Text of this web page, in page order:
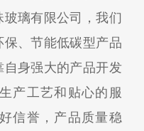
璃有限公司，我们
、节能低碳型产品
身强大的产品开发
产工艺和贴心的服
信誉，产品质量稳